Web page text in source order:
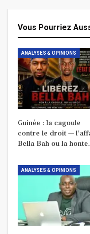
Vous Pourriez
ANALYSES & OPINIONS
Guinée : la cagoule
contre le droit —
Bella Bah ou la
ANALYSES & OPINIONS